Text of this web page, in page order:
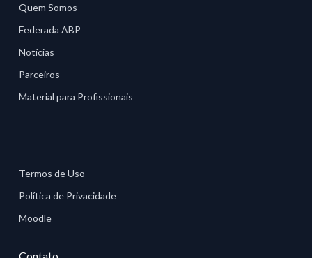
Quem Somos
Federada ABP
Notícias
Parceiros
Material para Profissionais
Termos de Uso
Política de Privacidade
Moodle